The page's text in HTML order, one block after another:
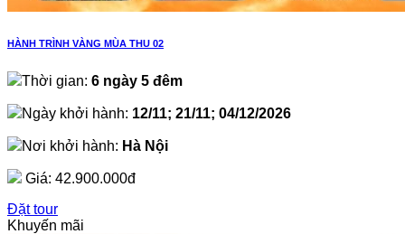
HÀNH TRÌNH VÀNG MÙA THU 02
Thời gian: 6 ngày 5 đêm
Ngày khởi hành: 12/11; 21/11; 04/12/2026
Nơi khởi hành: Hà Nội
Giá: 42.900.000đ
Đặt tour
Khuyến mãi